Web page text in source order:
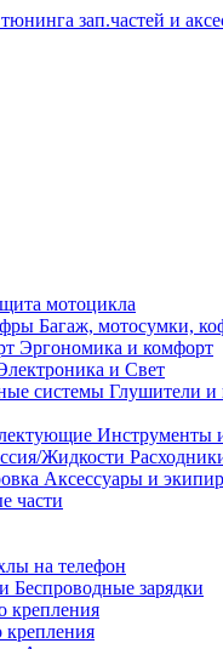
мотоцикла
Багаж, мотосумки,
Эргономика и комфорт
и Свет
Глушители и
Инструменты
Аксессуары и
части
на телефон
Беспроводные зарядки
крепления
крепления